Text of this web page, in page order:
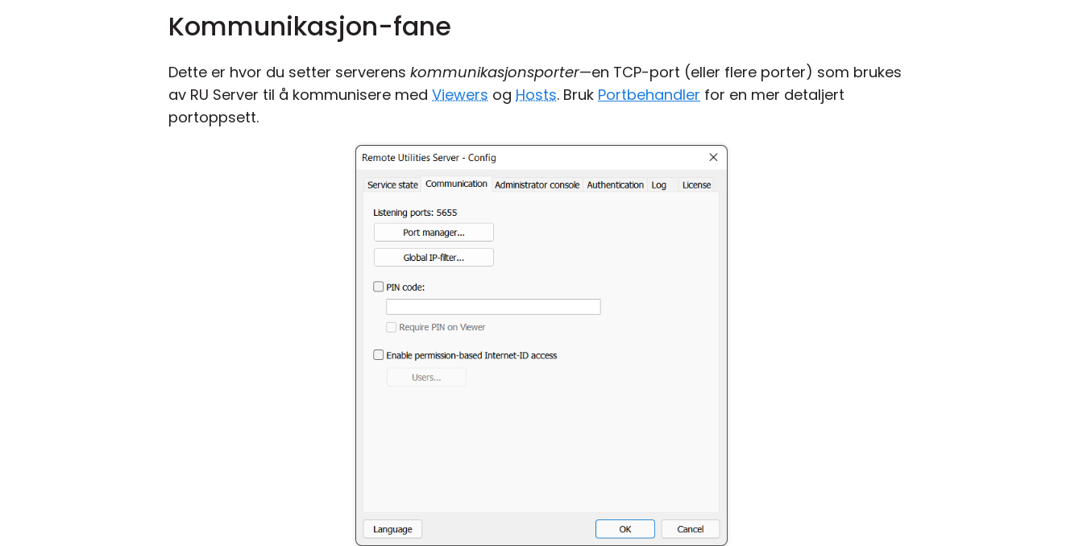
Kommunikasjon-fane
Dette er hvor du setter serverens kommunikasjonsporter—en TCP-port (eller flere porter) som brukes
av RU Server til å kommunisere med Viewers og Hosts. Bruk Portbehandler for en mer detaljert
portoppsett.